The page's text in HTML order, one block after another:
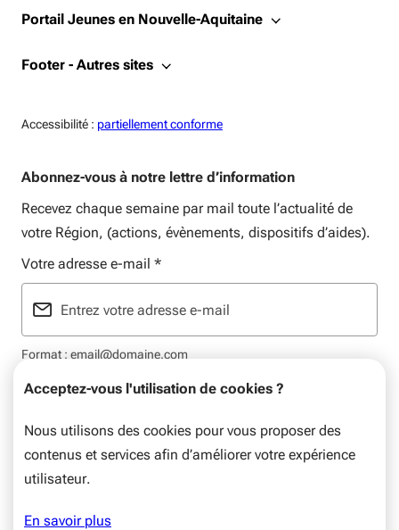
Acceptez-vous l'utilisation de cookies ?
Nous utilisons des cookies pour vous proposer des
contenus et services afin d’améliorer votre expérience
utilisateur.
En savoir plus
Portail Jeunes en Nouvelle-Aquitaine
Footer - Autres sites
Accessibilité : Accessiblité:
partiellement conforme
Abonnez-vous à notre lettre d’information
Recevez chaque semaine par mail toute l’actualité de
votre Région, (actions, évènements, dispositifs d’aides).
Votre adresse e-mail *
Format : email@domaine.com
Mentions légales